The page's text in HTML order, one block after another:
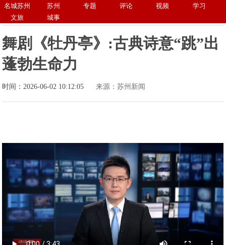
名城苏州 苏州 专题 评论 视频
学习
文旅
城事
舞剧《牡丹亭》:古典诗意“跳”出
蓬勃生命力
时间：2026-06-02 10:12:05 来源：苏州新闻